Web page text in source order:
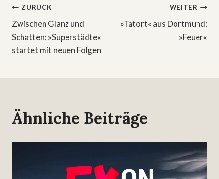
Beitragsnavigation
ZURÜCK
Zwischen Glanz und
Schatten: »Superstädte«
startet mit neuen Folgen
WEITER
»Tatort« aus Dortmund:
»Feuer«
Ähnliche Beiträge